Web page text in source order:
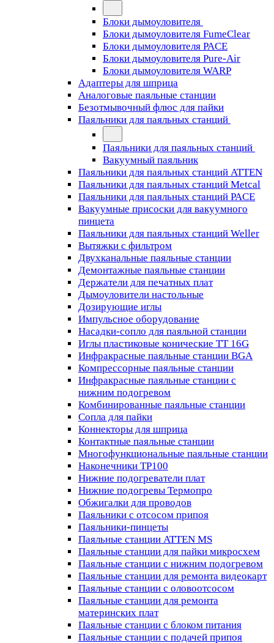
Блоки дымоуловителя
Блоки дымоуловителя FumeClear
Блоки дымоуловителя PACE
Блоки дымоуловителя Pure-Air
Блоки дымоуловителя WARP
Адаптеры для шприца
Аналоговые паяльные станции
Безотмывочный флюс для пайки
Паяльники для паяльных станций
Паяльники для паяльных станций
Вакуумный паяльник
Паяльники для паяльных станций ATTEN
Паяльники для паяльных станций Metcal
Паяльники для паяльных станций PACE
Вакуумные присоски для вакуумного
пинцета
Паяльники для паяльных станций Weller
Вытяжки с фильтром
Двухканальные паяльные станции
Демонтажные паяльные станции
Держатели для печатных плат
Дымоуловители настольные
Дозирующие иглы
Импульсное оборудование
Насадки-сопло для паяльной станции
Иглы пластиковые конические TT 16G
Инфракрасные паяльные станции BGA
Компрессорные паяльные станции
Инфракрасные паяльные станции с
нижним подогревом
Комбинированные паяльные станции
Сопла для пайки
Коннекторы для шприца
Контактные паяльные станции
Многофункциональные паяльные станции
Наконечники TP100
Нижние подогреватели плат
Нижние подогревы Термопро
Обжигалки для проводов
Паяльники с отсосом припоя
Паяльники-пинцеты
Паяльные станции ATTEN MS
Паяльные станции для пайки микросхем
Паяльные станции с нижним подогревом
Паяльные станции для ремонта видеокарт
Паяльные станции с оловоотсосом
Паяльные станции для ремонта
материнских плат
Паяльные станции с блоком питания
Паяльные станции с подачей припоя